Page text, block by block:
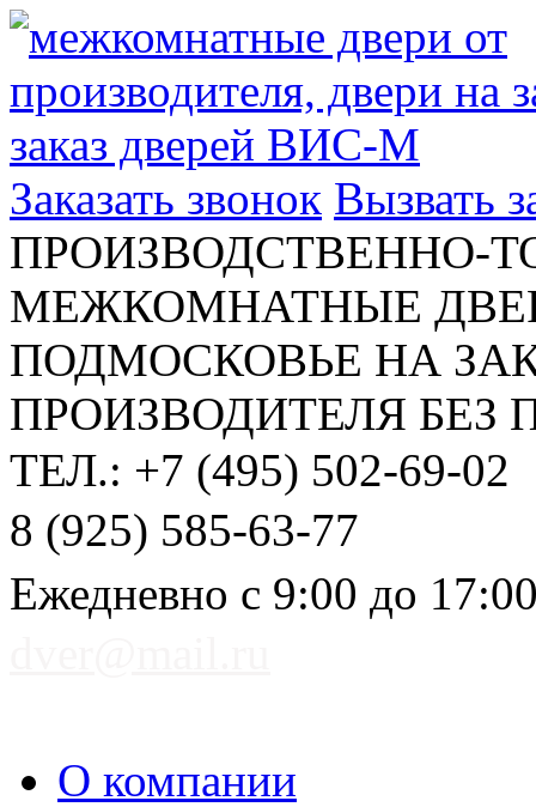
Заказать звонок Вызвать
ПРОИЗВОДСТВЕННО-
МЕЖКОМНАТНЫЕ
ПОДМОСКОВЬЕ НА
ПРОИЗВОДИТЕЛЯ БЕЗ
ТЕЛ.: +7 (495) 502-69-02
8 (925) 585-63-77
Ежедневно с 9:00 до
О компании